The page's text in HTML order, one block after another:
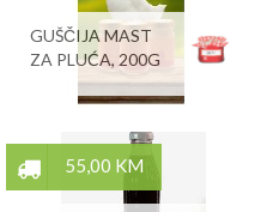
GUŠČIJA MAST
ZA PLUĆA, 200G
55,00 KM